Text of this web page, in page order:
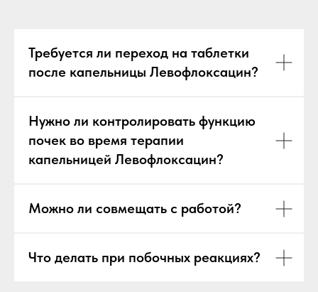
Требуется ли переход на таблетки
после капельницы Левофлоксацин?
Нужно ли контролировать функцию
почек во время терапии
капельницей Левофлоксацин?
Можно ли совмещать с работой?
Что делать при побочных реакциях?